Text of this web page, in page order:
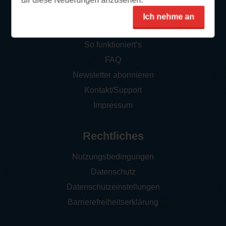
Ich nehme an
So funktioniert‘s
FAQ
Newsletter abonnieren
Kontakt/Support
Impressum
Rechtliches
Nutzungsbedingungen
Datenschutz
Datenschutzeinstellungen
Barrierefreiheitserklärung